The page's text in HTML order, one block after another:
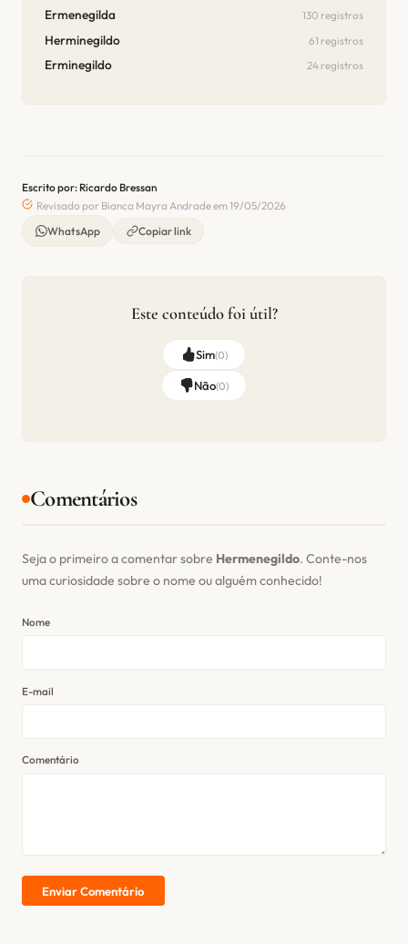
Ermenegilda 130 registros
Herminegildo 61 registros
Erminegildo 24 registros
Escrito por: Ricardo Bressan
Revisado por Bianca Mayra Andrade em 19/05/2026
WhatsApp
Copiar link
Este conteúdo foi útil?
Sim(0)
Não(0)
Comentários
Seja o primeiro a comentar sobre Hermenegildo. Conte-nos
uma curiosidade sobre o nome ou alguém conhecido!
Nome
E-mail
Comentário
Enviar Comentário